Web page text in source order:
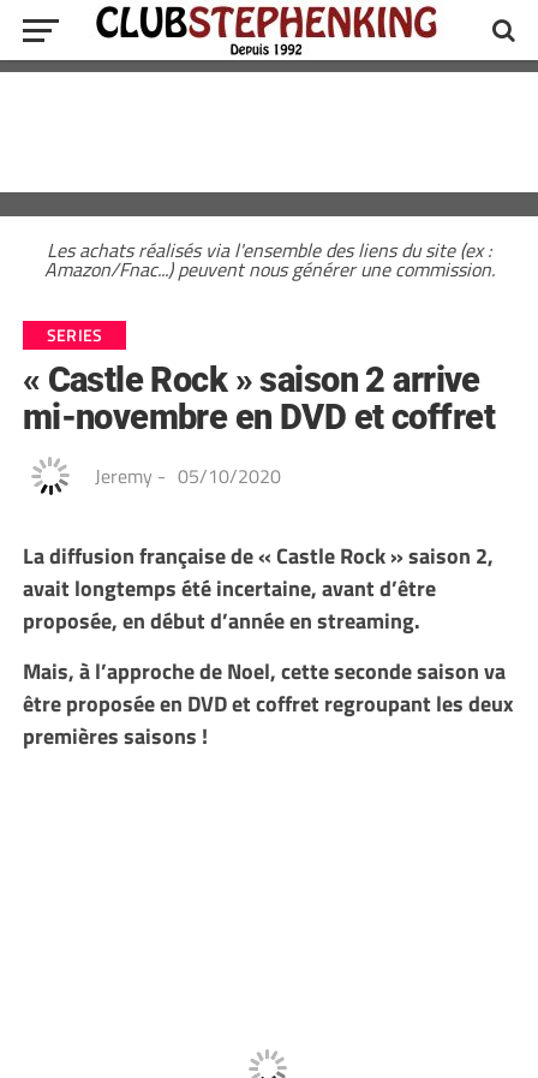
Les achats réalisés via l'ensemble des liens du site (ex :
Amazon/Fnac...) peuvent nous générer une commission.
SERIES
« Castle Rock » saison 2 arrive
mi-novembre en DVD et coffret
Jeremy - 05/10/2020
La diffusion française de « Castle Rock » saison 2,
avait longtemps été incertaine, avant d’être
proposée, en début d’année en streaming.
Mais, à l’approche de Noel, cette seconde saison va
être proposée en DVD et coffret regroupant les deux
premières saisons !